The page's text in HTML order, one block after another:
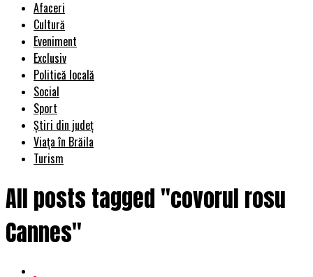
Afaceri
Cultură
Eveniment
Exclusiv
Politică locală
Social
Sport
Știri din județ
Viața în Brăila
Turism
All posts tagged "covorul rosu
Cannes"